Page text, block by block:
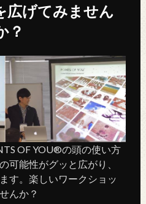
広げてみません
？
OF YOU®の頭の使い方
可能性がグッと広がり、
す。楽しいワークショッ
んか？